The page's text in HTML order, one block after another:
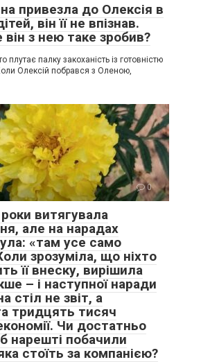
привезла до Олексія в
він її не впізнав.
з нею таке зробив?
плутає палку закоханість із готовністю
Олексій побрався з Оленою,
0
витягувала
але на нарадах
«там усе само
зрозуміла, що ніхто
її внеску, вирішила
– і наступної наради
стіл не звіт, а
тридцять тисяч
Чи достатньо
нарешті побачили
стоїть за компанією?